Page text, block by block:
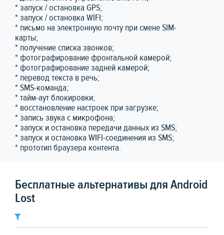
* запуск / остановка GPS;
* запуск / остановка WIFI;
* письмо на электронную почту при смене SIM-
карты;
* получение списка звонков;
* фотографирование фронтальной камерой;
* фотографирование задней камерой;
* перевод текста в речь;
* SMS-команда;
* тайм-аут блокировки;
* восстановление настроек при загрузке;
* запись звука с микрофона;
* запуск и остановка передачи данных из SMS;
* запуск и остановка WIFI-соединения из SMS;
* прототип браузера контента.
Бесплатные альтернативы для Android
Lost